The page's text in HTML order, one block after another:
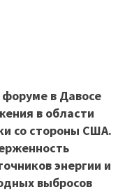
в Давосе
в области
со стороны США.
энергии и
выбросов